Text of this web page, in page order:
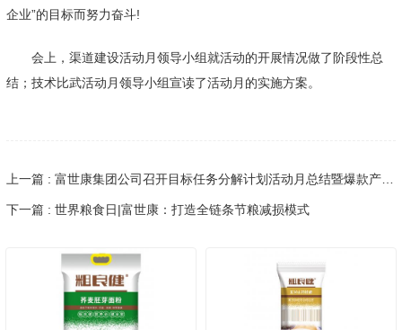
企业”的目标而努力奋斗!
会上，渠道建设活动月领导小组就活动的开展情况做了阶段性总
结；技术比武活动月领导小组宣读了活动月的实施方案。
上一篇 : 富世康集团公司召开目标任务分解计划活动月总结暨爆款产品活动月动员会
下一篇 : 世界粮食日|富世康：打造全链条节粮减损模式